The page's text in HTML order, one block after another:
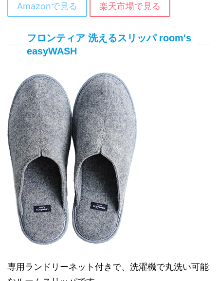
Amazonで見る 楽天市場で見る
フロンティア 洗えるスリッパ room's
easyWASH
専用ランドリーネット付きで、洗濯機で丸洗い可能